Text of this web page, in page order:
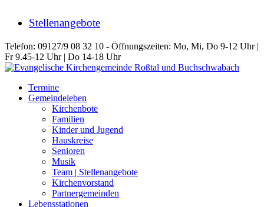
Stellenangebote
Telefon: 09127/9 08 32 10 - Öffnungszeiten: Mo, Mi, Do 9-12 Uhr |
Fr 9.45-12 Uhr | Do 14-18 Uhr
Termine
Gemeindeleben
Kirchenbote
Familien
Kinder und Jugend
Hauskreise
Senioren
Musik
Team | Stellenangebote
Kirchenvorstand
Partnergemeinden
Lebensstationen